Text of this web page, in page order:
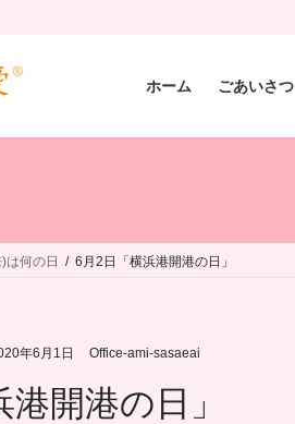
ホーム ごあいさつ
は何の日 6月2日「横浜港開港の日」
年6月1日 Office-ami-sasaeai
開港の日」